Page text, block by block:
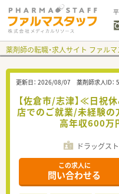
薬剤師の転職・求人サイト ファル
更新日： 2026/08/07 薬剤師求人ID：
【佐倉市/志津】≪日祝
店でのご就業/未経験
高年収600万
ドラッグス
この求人に
問い合わせる